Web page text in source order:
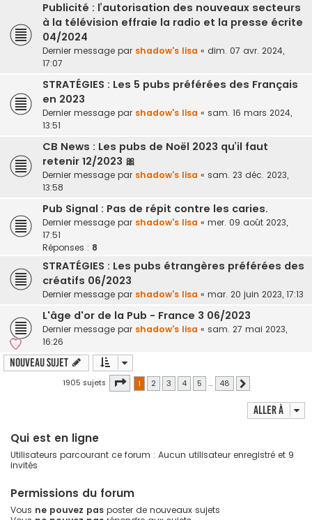
Publicité : l’autorisation des nouveaux secteurs
à la télévision effraie la radio et la presse écrite
04/2024
Dernier message par shadow's lisa « dim. 07 avr. 2024,
17:07
STRATÉGIES : Les 5 pubs préférées des Français
en 2023
Dernier message par shadow's lisa « sam. 16 mars 2024,
13:51
CB News : Les pubs de Noël 2023 qu’il faut
retenir 12/2023 🎀
Dernier message par shadow's lisa « sam. 23 déc. 2023,
13:58
Pub Signal : Pas de répit contre les caries.
Dernier message par shadow's lisa « mer. 09 août 2023,
17:51
Réponses : 8
STRATÉGIES : Les pubs étrangères préférées des
créatifs 06/2023
Dernier message par shadow's lisa « mar. 20 juin 2023, 17:13
L'âge d'or de la Pub - France 3 06/2023
Dernier message par shadow's lisa « sam. 27 mai 2023,
16:26
Nouveau sujet
1905 sujets Page 1sur48
1 2 3 4 5 … 48
Aller à
Qui est en ligne
Utilisateurs parcourant ce forum : Aucun utilisateur enregistré et 9
invités
Permissions du forum
Vous ne pouvez pas poster de nouveaux sujets